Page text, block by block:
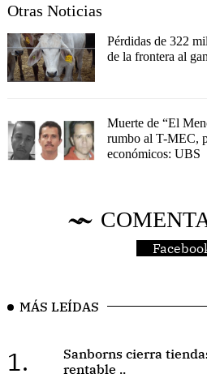
Otras Noticias
Pérdidas de 322
de la frontera al
Muerte de “El
rumbo al T-MEC,
económicos: UBS
MÁS LEÍDAS
1.
Sanborns cierra
rentable ..